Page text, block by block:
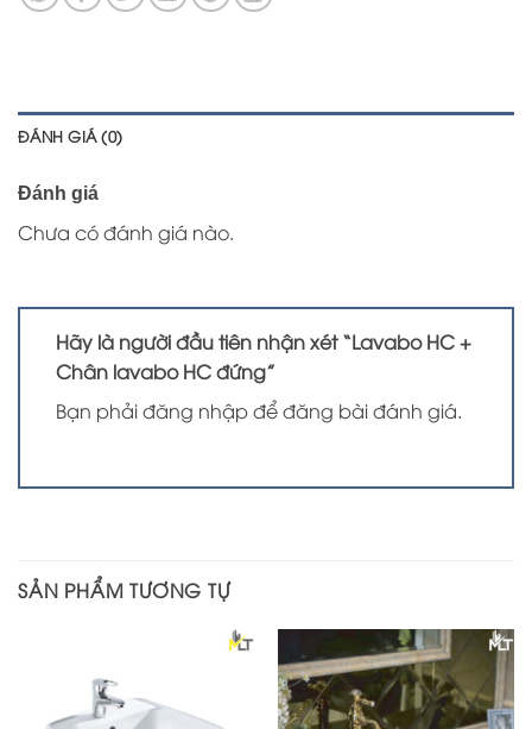
ĐÁNH GIÁ (0)
Đánh giá
Chưa có đánh giá nào.
Hãy là người đầu tiên nhận xét “Lavabo HC +
Chân lavabo HC đứng”
Bạn phảiđăng nhậpđể đăng bài đánh giá.
SẢN PHẨM TƯƠNG TỰ